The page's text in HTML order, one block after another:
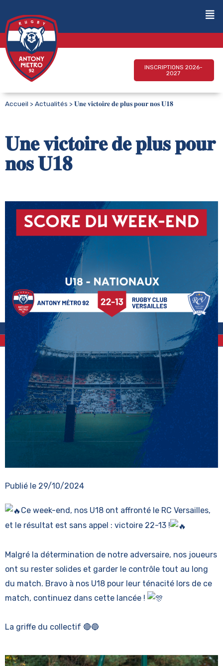
INSCRIPTIONS 2026-
2027
Accueil >Actualités >𝐔𝐧𝐞 𝐯𝐢𝐜𝐭𝐨𝐢𝐫𝐞 𝐝𝐞 𝐩𝐥𝐮𝐬 𝐩𝐨𝐮𝐫 𝐧𝐨𝐬 𝐔𝟏𝟖
𝐔𝐧𝐞 𝐯𝐢𝐜𝐭𝐨𝐢𝐫𝐞 𝐝𝐞 𝐩𝐥𝐮𝐬 𝐩𝐨𝐮𝐫
𝐧𝐨𝐬 𝐔𝟏𝟖
Publié le 29/10/2024
Ce week-end, nos U18 ont affronté le RC Versailles,
et le résultat est sans appel : victoire 22-13 !
Malgré la détermination de notre adversaire, nos joueurs
ont su rester solides et garder le contrôle tout au long
du match. Bravo à nos U18 pour leur ténacité lors de ce
match, continuez dans cette lancée !
La griffe du collectif 🔴🔵